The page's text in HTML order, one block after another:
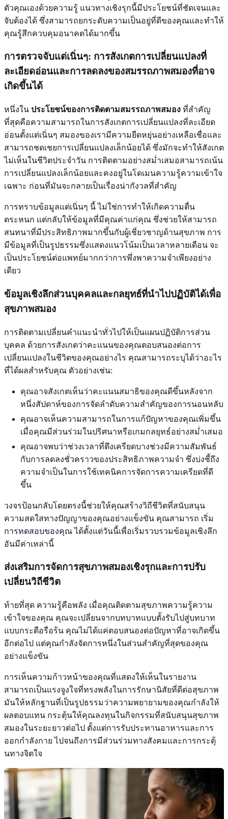
ตัวคุณเองด้วยความรู้ แนวทางเชิงรุกนี้มีประโยชน์ที่ชัดเจนและ
จับต้องได้ ซึ่งสามารถยกระดับความเป็นอยู่ที่ดีของคุณและทำให้
คุณรู้สึกควบคุมอนาคตได้มากขึ้น
การตรวจจับแต่เนิ่นๆ: การสังเกตการเปลี่ยนแปลงที่
ละเอียดอ่อนและการลดลงของสมรรถภาพสมองที่อาจ
เกิดขึ้นได้
หนึ่งใน ประโยชน์ของการติดตามสมรรถภาพสมอง ที่สำคัญ
ที่สุดคือความสามารถในการสังเกตการเปลี่ยนแปลงที่ละเอียด
อ่อนตั้งแต่เนิ่นๆ สมองของเรามีความยืดหยุ่นอย่างเหลือเชื่อและ
สามารถชดเชยการเปลี่ยนแปลงเล็กน้อยได้ ซึ่งมักจะทำให้สังเกต
ไม่เห็นในชีวิตประจำวัน การติดตามอย่างสม่ำเสมอสามารถเน้น
การเปลี่ยนแปลงเล็กน้อยและคงอยู่ในโดเมนความรู้ความเข้าใจ
เฉพาะ ก่อนที่มันจะกลายเป็นเรื่องน่ากังวลที่สำคัญ
การทราบข้อมูลแต่เนิ่นๆ นี้ ไม่ใช่การทำให้เกิดความตื่น
ตระหนก แต่กลับให้ข้อมูลที่มีคุณค่าแก่คุณ ซึ่งช่วยให้สามารถ
สนทนาที่มีประสิทธิภาพมากขึ้นกับผู้เชี่ยวชาญด้านสุขภาพ การ
มีข้อมูลที่เป็นรูปธรรมซึ่งแสดงแนวโน้มเป็นเวลาหลายเดือน จะ
เป็นประโยชน์ต่อแพทย์มากกว่าการพึ่งพาความจำเพียงอย่าง
เดียว
ข้อมูลเชิงลึกส่วนบุคคลและกลยุทธ์ที่นำไปปฏิบัติได้เพื่อ
สุขภาพสมอง
การติดตามเปลี่ยนคำแนะนำทั่วไปให้เป็นแผนปฏิบัติการส่วน
บุคคล ด้วยการสังเกตว่าคะแนนของคุณตอบสนองต่อการ
เปลี่ยนแปลงในชีวิตของคุณอย่างไร คุณสามารถระบุได้ว่าอะไร
ที่ได้ผลสำหรับคุณ ตัวอย่างเช่น:
คุณอาจสังเกตเห็นว่าคะแนนสมาธิของคุณดีขึ้นหลังจาก
หนึ่งสัปดาห์ของการจัดลำดับความสำคัญของการนอนหลับ
คุณอาจเห็นความสามารถในการแก้ปัญหาของคุณเพิ่มขึ้น
เมื่อคุณมีส่วนร่วมในปริศนาหรือเกมกลยุทธ์อย่างสม่ำเสมอ
คุณอาจพบว่าช่วงเวลาที่ตึงเครียดบางช่วงมีความสัมพันธ์
กับการลดลงชั่วคราวของประสิทธิภาพความจำ ซึ่งบ่งชี้ถึง
ความจำเป็นในการใช้เทคนิคการจัดการความเครียดที่ดี
ขึ้น
วงจรป้อนกลับโดยตรงนี้ช่วยให้คุณสร้างวิถีชีวิตที่สนับสนุน
ความสดใสทางปัญญาของคุณอย่างแข็งขัน คุณสามารถ เริ่ม
การทดสอบของคุณได้ตั้งแต่วันนี้เพื่อเริ่มรวบรวมข้อมูลเชิงลึก
อันมีค่าเหล่านี้
ส่งเสริมการจัดการสุขภาพสมองเชิงรุกและการปรับ
เปลี่ยนวิถีชีวิต
ท้ายที่สุด ความรู้คือพลัง เมื่อคุณติดตามสุขภาพความรู้ความ
เข้าใจของคุณ คุณจะเปลี่ยนจากบทบาทแบบตั้งรับไปสู่บทบาท
แบบกระตือรือร้น คุณไม่ได้แค่ตอบสนองต่อปัญหาที่อาจเกิดขึ้น
อีกต่อไป แต่คุณกำลังจัดการหนึ่งในส่วนสำคัญที่สุดของคุณ
อย่างแข็งขัน
การเห็นความก้าวหน้าของคุณที่แสดงให้เห็นในรายงาน
สามารถเป็นแรงจูงใจที่ทรงพลังในการรักษานิสัยที่ดีต่อสุขภาพ
มันให้หลักฐานที่เป็นรูปธรรมว่าความพยายามของคุณกำลังให้
ผลตอบแทน กระตุ้นให้คุณลงทุนในกิจกรรมที่สนับสนุนสุขภาพ
สมองในระยะยาวต่อไป ตั้งแต่การรับประทานอาหารและการ
ออกกำลังกาย ไปจนถึงการมีส่วนร่วมทางสังคมและการกระตุ้
นทางจิตใจ